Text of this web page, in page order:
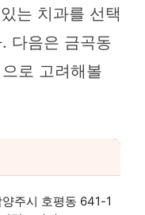
는 치과를 선택
다음은 금곡동
로 고려해볼
주시 호평동 641-1